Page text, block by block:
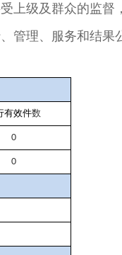
级及群众的监督
管理、服务和结果
有效件数
0
0